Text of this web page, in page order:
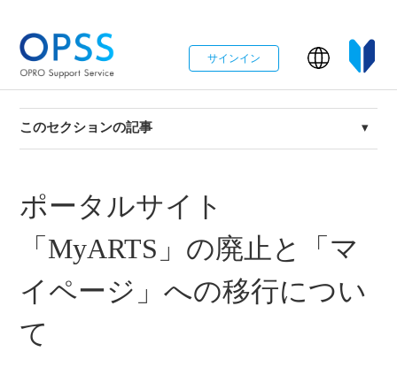
サインイン
このセクションの記事
マイページ 登録ユーザ名変更方法
oproarts ページカウントレポート（通知メール）の停止
方法
ポータルサイト「MyARTS」の廃止と「マイページ」へ
の移行について
ポータルサイト
「MyARTS」の廃止と「マ
イページ」への移行につい
て